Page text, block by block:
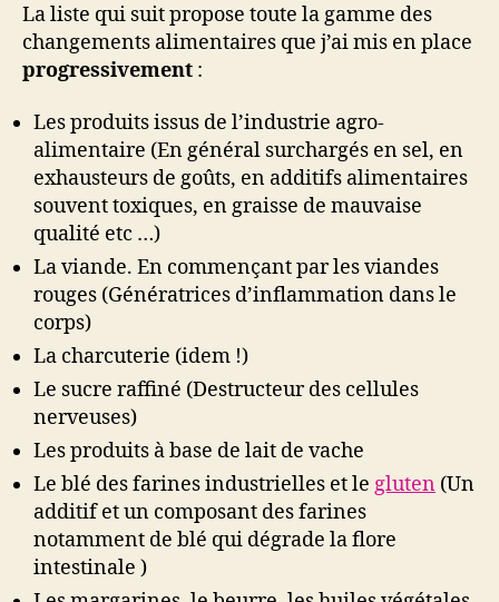
La liste qui suit propose toute la gamme des
changements alimentaires que j’ai mis en place
progressivement :
Les produits issus de l’industrie agro-
alimentaire (En général surchargés en sel, en
exhausteurs de goûts, en additifs alimentaires
souvent toxiques, en graisse de mauvaise
qualité etc …)
La viande. En commençant par les viandes
rouges (Génératrices d’inflammation dans le
corps)
La charcuterie (idem !)
Le sucre raffiné (Destructeur des cellules
nerveuses)
Les produits à base de lait de vache
Le blé des farines industrielles et le gluten (Un
additif et un composant des farines
notamment de blé qui dégrade la flore
intestinale )